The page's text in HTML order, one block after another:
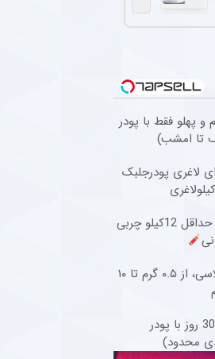
ماه برای چلسی انجام داد.
+ جزئیات
است.
مشخص شد
جونیور پس از مذاکرات انجام شده با مدیران رئال
استقلال شد
از باشگاه را دارد.
پهلو فقط با پودر
تا امشب)
لاغری پودرجلبک
از الان تا آخر تابستون حداقل 12کیلو چربی
خرید شمش پلمپ طلاسی، از ۰.۵ گرم تا ۱۰
5کیلو لاغری در 30 روز با پودر
محدود)